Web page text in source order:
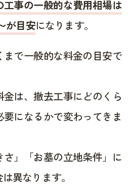
事の一般的な費用相場は
が目安になります。
で一般的な料金の目安で
は、撤去工事にどのくら
になるかで変わってきま
」「お墓の立地条件」に
異なります。